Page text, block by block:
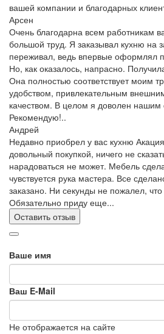
вашей компании и благодарных
Арсен
Очень благодарна всем работникам
большой труд. Я заказывал кухню на
переживал, ведь впервые оформлял
Но, как оказалось, напрасно.
Она полностью соответствует моим
удобством, привлекательным
качеством. В целом я доволен нашим
Рекомендую!..
Андрей
Недавно приобрел у вас кухню
довольный покупкой, ничего не
нарадоваться не может. Мебель
чувствуется рука мастера. Все
заказано. Ни секунды не пожалел,
Обязательно приду еще...
Оставить отзыв
Ваше имя
Ваш E-Mail
Не отображается на сайте